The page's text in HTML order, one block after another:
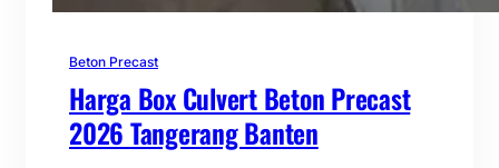
Beton Precast
Harga Box Culvert Beton Precast
2026 Tangerang Banten